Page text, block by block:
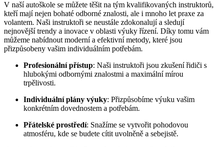
V naší autoškole se můžete těšit na tým kvalifikovaných instruktorů,
kteří mají nejen bohaté odborné znalosti, ale i mnoho let praxe za
volantem. Naši instruktoři se neustále zdokonalují a sledují
nejnovější trendy a inovace v oblasti výuky řízení. Díky tomu vám
můžeme nabídnout moderní a efektivní metody, které jsou
přizpůsobeny vašim individuálním potřebám.
Profesionální přístup: Naši instruktoři jsou zkušení řidiči s
hlubokými odbornými znalostmi a maximální mírou
trpělivosti.
Individuální plány výuky: Přizpůsobíme výuku vašim
konkrétním dovednostem a potřebám.
Přátelské prostředí: Snažíme se vytvořit pohodovou
atmosféru, kde se budete cítit uvolněně a sebejistě.